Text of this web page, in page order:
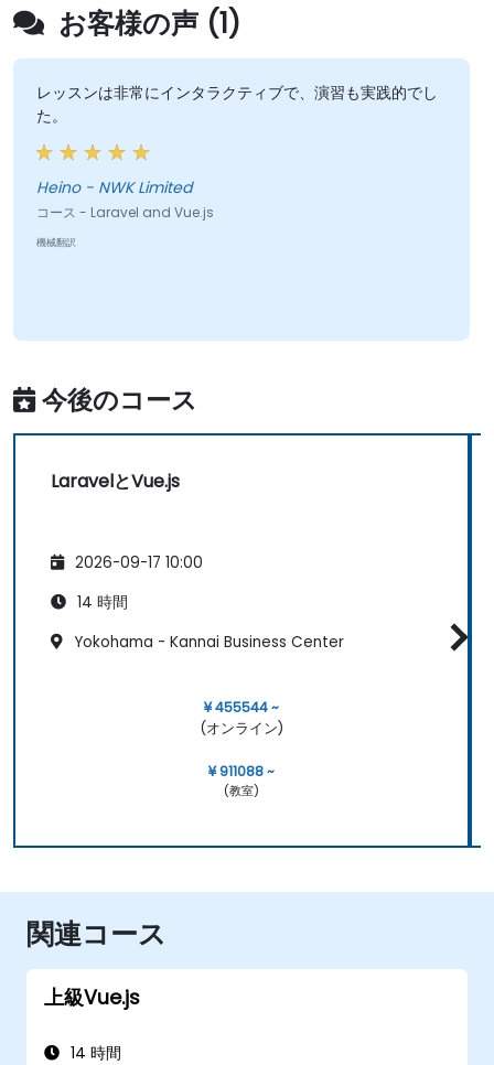
お客様の声 (1)
レッスンは非常にインタラクティブで、演習も実践的でし
た。
Heino - NWK Limited
コース - Laravel and Vue.js
機械翻訳
今後のコース
LaravelとVue.js
2026-09-17 10:00
14 時間
Yokohama - Kannai Business Center
¥ 455544 ~
(オンライン)
¥ 911088 ~
(教室)
関連コース
上級Vue.js
14 時間